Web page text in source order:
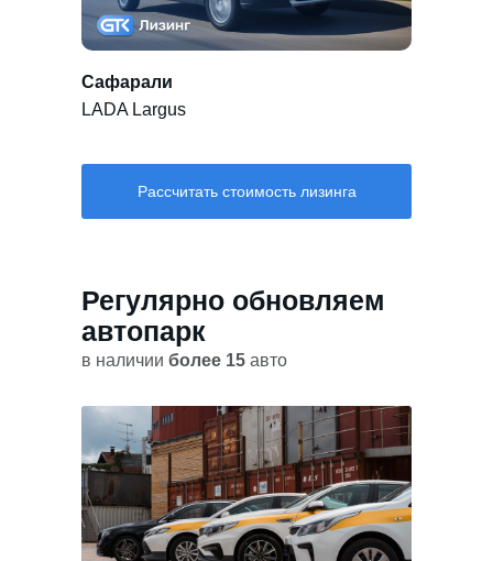
Сафарали
LADA Largus
Рассчитать стоимость лизинга
Регулярно обновляем
автопарк
в наличии более 15 авто